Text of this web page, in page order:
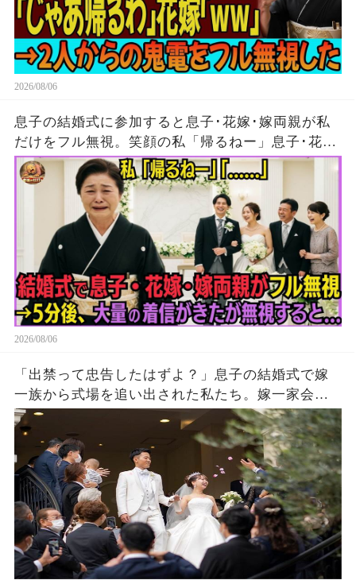
2026/08/06
息子の結婚式に参加すると息子･花嫁･嫁両親が私
だけをフル無視。笑顔の私「帰るねー」息子･花
嫁･嫁両親「…」→5分後、大量の着信がきたが無
視して消えた結果
2026/08/06
「出禁って忠告したはずよ？」息子の結婚式で嫁
一族から式場を追い出された私たち。嫁一家会社
の大株主の私が株主総会で社長解任案を出すと